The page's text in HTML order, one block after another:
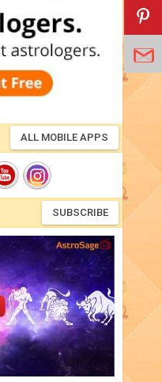
ALL MOBILE APPS
SUBSCRIBE